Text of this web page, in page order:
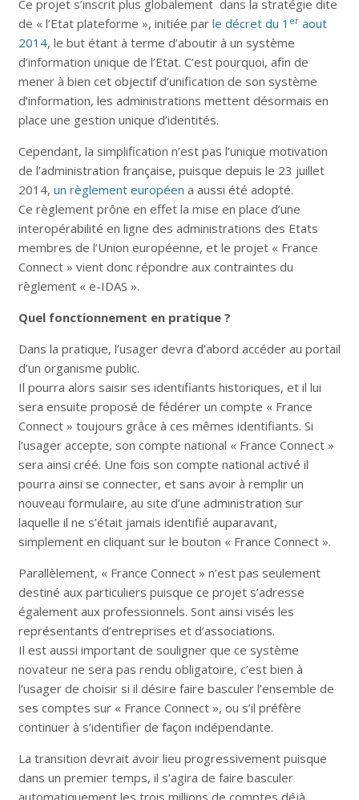
Ce projet s’inscrit plus globalement dans la stratégie dite
de « l’Etat plateforme », initiée par le décret du 1 eraout
2014, le but étant à terme d’aboutir à un système
d’information unique de l’Etat. C’est pourquoi, afin de
mener à bien cet objectif d’unification de son système
d’information, les administrations mettent désormais en
place une gestion unique d’identités.
Cependant, la simplification n’est pas l’unique motivation
de l’administration française, puisque depuis le 23 juillet
2014, un règlement européen a aussi été adopté.
Ce règlement prône en effet la mise en place d’une
interopérabilité en ligne des administrations des Etats
membres de l’Union européenne, et le projet « France
Connect » vient donc répondre aux contraintes du
règlement « e-IDAS ».
Quel fonctionnement en pratique ?
Dans la pratique, l’usager devra d’abord accéder au portail
d’un organisme public.
Il pourra alors saisir ses identifiants historiques, et il lui
sera ensuite proposé de fédérer un compte « France
Connect » toujours grâce à ces mêmes identifiants. Si
l’usager accepte, son compte national « France Connect »
sera ainsi créé. Une fois son compte national activé il
pourra ainsi se connecter, et sans avoir à remplir un
nouveau formulaire, au site d’une administration sur
laquelle il ne s’était jamais identifié auparavant,
simplement en cliquant sur le bouton « France Connect ».
Parallèlement, « France Connect » n’est pas seulement
destiné aux particuliers puisque ce projet s’adresse
également aux professionnels. Sont ainsi visés les
représentants d’entreprises et d’associations.
Il est aussi important de souligner que ce système
novateur ne sera pas rendu obligatoire, c’est bien à
l’usager de choisir si il désire faire basculer l’ensemble de
ses comptes sur « France Connect », ou s’il préfère
continuer à s’identifier de façon indépendante.
La transition devrait avoir lieu progressivement puisque
dans un premier temps, il s’agira de faire basculer